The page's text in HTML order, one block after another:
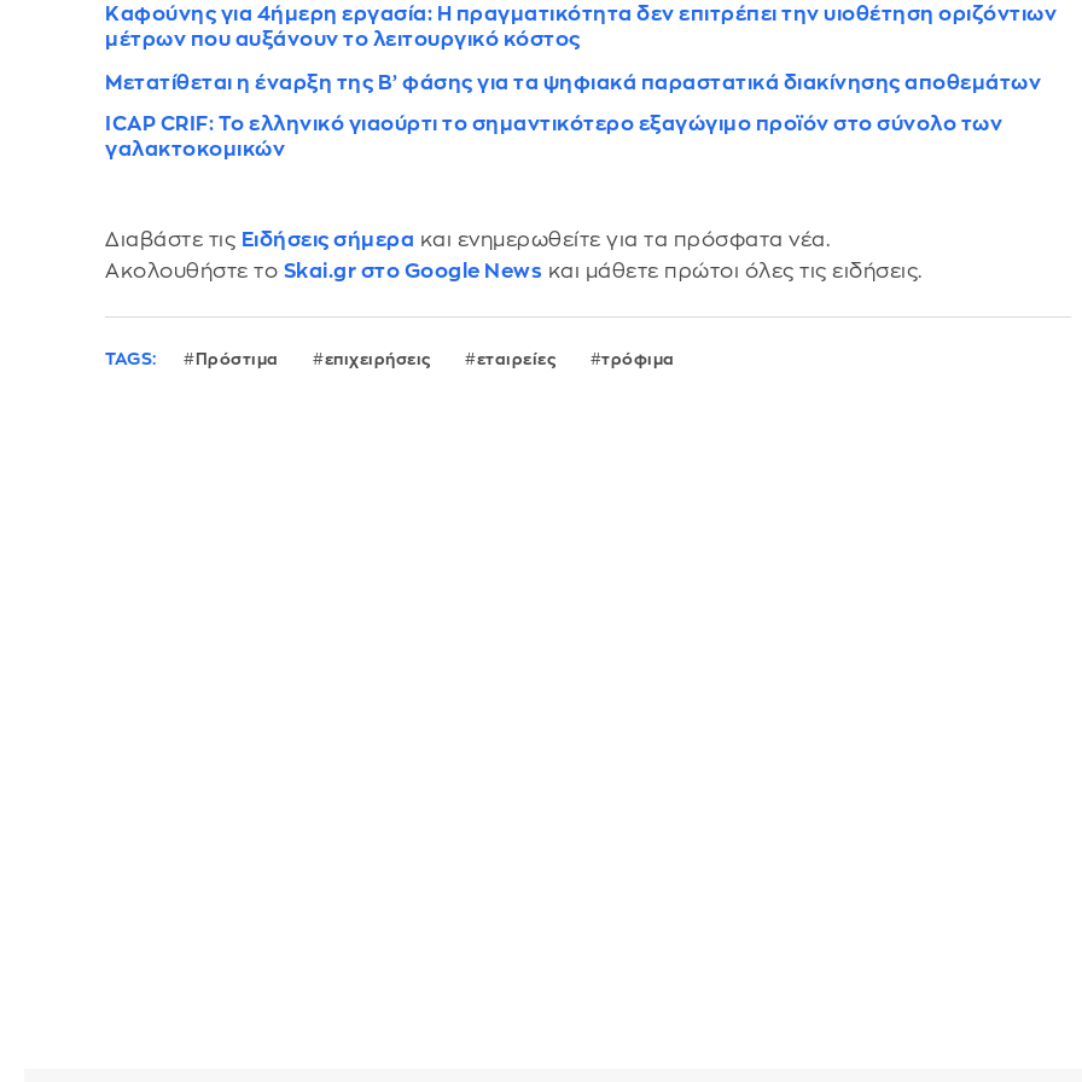
Καφούνης για 4ήμερη εργασία: Η πραγματικότητα δεν επιτρέπει την υιοθέτηση οριζόντιων
μέτρων που αυξάνουν το λειτουργικό κόστος
Μετατίθεται η έναρξη της Β’ φάσης για τα ψηφιακά παραστατικά διακίνησης αποθεμάτων
ICAP CRIF: Το ελληνικό γιαούρτι το σημαντικότερο εξαγώγιμο προϊόν στο σύνολο των
γαλακτοκομικών
Διαβάστε τις Ειδήσεις σήμερα και ενημερωθείτε για τα πρόσφατα νέα.
Ακολουθήστε το Skai.gr στο Google News και μάθετε πρώτοι όλες τις ειδήσεις.
TAGS: Πρόστιμα επιχειρήσεις εταιρείες τρόφιμα